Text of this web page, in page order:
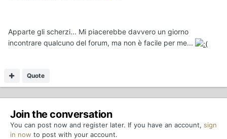
Apparte gli scherzi... Mi piacerebbe davvero un giorno
incontrare qualcuno del forum, ma non è facile per me...
Quote
Join the conversation
You can post now and register later. If you have an account, sign
in now to post with your account.